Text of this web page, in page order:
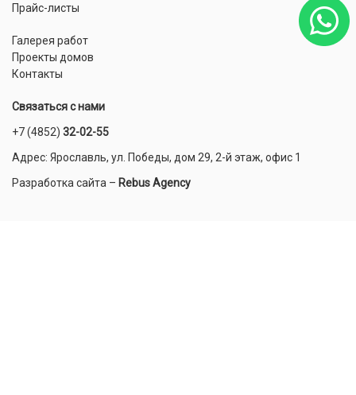
Прайс-листы
Галерея работ
Проекты домов
Контакты
Связаться с нами
+7 (4852) 32-02-55
Адрес: Ярославль, ул. Победы, дом 29, 2-й этаж, офис 1
Разработка сайта – Rebus Agency